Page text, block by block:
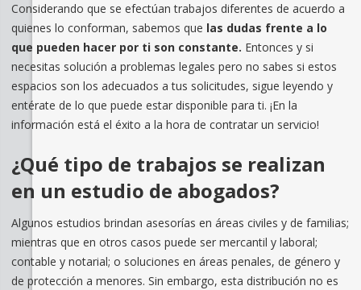
Considerando que se efectúan trabajos diferentes de acuerdo a
quienes lo conforman, sabemos que las dudas frente a lo
que pueden hacer por ti son constante. Entonces y si
necesitas solución a problemas legales pero no sabes si estos
espacios son los adecuados a tus solicitudes, sigue leyendo y
entérate de lo que puede estar disponible para ti. ¡En la
información está el éxito a la hora de contratar un servicio!
¿Qué tipo de trabajos se realizan
en un estudio de abogados?
Algunos estudios brindan asesorías en áreas civiles y de familias;
mientras que en otros casos puede ser mercantil y laboral;
contable y notarial; o soluciones en áreas penales, de género y
de protección a menores. Sin embargo, esta distribución no es